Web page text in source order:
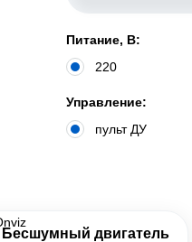
Питание, В:
220
Управление:
пульт ДУ
Бесшумный двигатель